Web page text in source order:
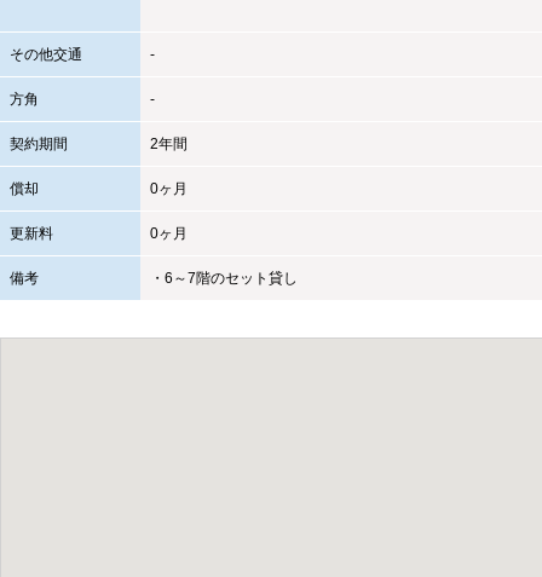
その他交通 -
方角 -
契約期間 2年間
償却 0ヶ月
更新料 0ヶ月
備考 ・6～7階のセット貸し